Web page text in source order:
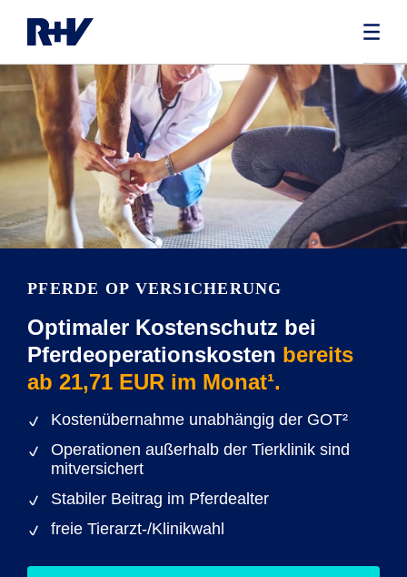
PFERDE OP VERSICHERUNG
Optimaler Kostenschutz bei
Pferdeoperationskosten bereits
ab 21,71 EUR im Monat¹.
Kostenübernahme unabhängig der GOT²
Operationen außerhalb der Tierklinik sind
mitversichert
Stabiler Beitrag im Pferdealter
freie Tierarzt-/Klinikwahl